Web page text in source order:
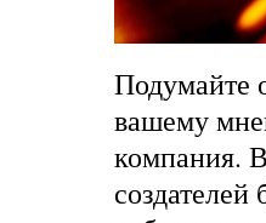
Подумайте
вашему
компания.